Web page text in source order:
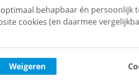
behapbaar én persoonlijk
cookies (en daarmee
Weigeren